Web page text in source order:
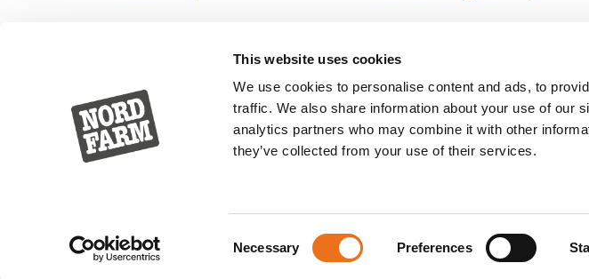
This website uses cookies
We use cookies to personalise content and ads, to
traffic. We also share information about your use of our
analytics partners who may combine it with other
they’ve collected from your use of their services.
Necessary Preferences